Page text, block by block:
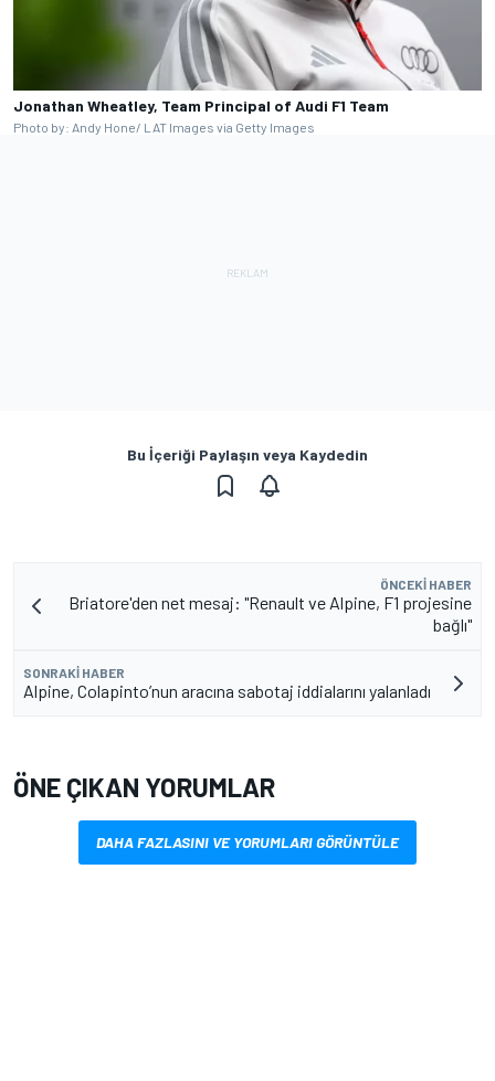
Jonathan Wheatley, Team Principal of Audi F1 Team
Photo by: Andy Hone/ LAT Images via Getty Images
Bu İçeriği Paylaşın veya Kaydedin
ÖNCEKI HABER
Briatore'den net mesaj: "Renault ve Alpine, F1 projesine
bağlı"
SONRAKI HABER
Alpine, Colapinto’nun aracına sabotaj iddialarını yalanladı
ÖNE ÇIKAN YORUMLAR
DAHA FAZLASINI VE YORUMLARI GÖRÜNTÜLE